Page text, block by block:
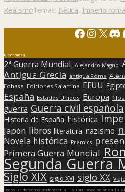
RealismoTemas: Bética, Imperio
Facebook
X
Sorpresa
2ª Guerra Mundial. Alejandro Magno
Antigua Grecia antigua Roma
Edhasa Ediciones Salamina EEUU
España Estados Unidos Europa
guerra Guerra civil española
Historia de España histórica
Japón libros literatura nazismo
Novela histórica Premios
Primera Guerra Mundial
Segunda Guerra
Siglo XIX siglo XVI siglo XX
Todos los derechos pertenecen a Hislibris Asociación cultural